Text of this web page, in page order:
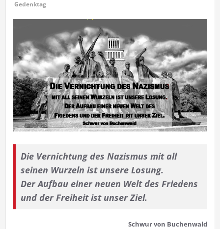
Gedenktag
Die Vernichtung des Nazismus mit all
seinen Wurzeln ist unsere Losung.
Der Aufbau einer neuen Welt des Friedens
und der Freiheit ist unser Ziel.
Schwur von Buchenwald